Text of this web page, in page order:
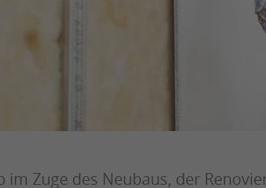
im Zuge des Neubaus, der